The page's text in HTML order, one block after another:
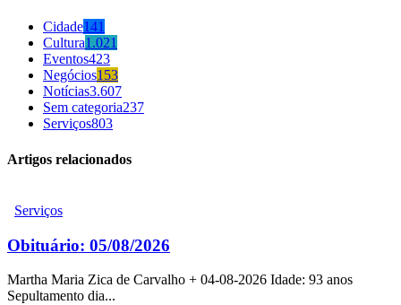
Cidade141
Cultura1.021
Eventos423
Negócios153
Notícias3.607
Sem categoria237
Serviços803
Artigos relacionados
Serviços
Obituário: 05/08/2026
Martha Maria Zica de Carvalho + 04-08-2026 Idade: 93 anos
Sepultamento dia...